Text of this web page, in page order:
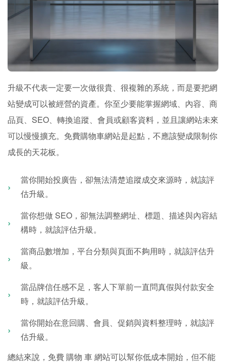
升級不代表一定要一次做很貴、很複雜的系統，而是要把網
站變成可以被經營的資產。你至少要能掌握網域、內容、商
品頁、SEO、轉換追蹤、會員或顧客資料，並且讓網站未來
可以慢慢擴充。免費購物車網站是起點，不應該變成限制你
成長的天花板。
當你開始投廣告，卻無法清楚追蹤成交來源時，就該評
估升級。
當你想做 SEO，卻無法調整網址、標題、描述與內容結
構時，就該評估升級。
當商品數增加，平台分類與頁面不夠用時，就該評估升
級。
當品牌信任感不足，客人下單前一直問真假與付款安全
時，就該評估升級。
當你開始在意回購、會員、促銷與資料整理時，就該評
估升級。
總結來說，免費 購物 車 網站可以幫你低成本開始，但不能